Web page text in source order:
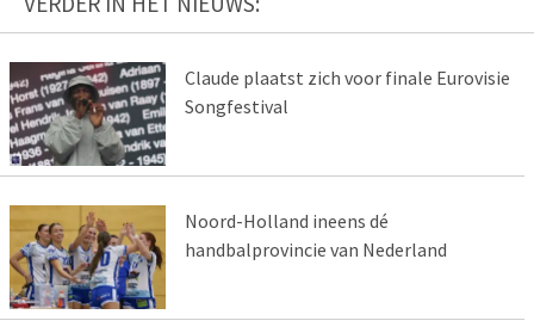
Claude plaatst zich voor finale Eurovisie
Songfestival
Noord-Holland ineens dé
handbalprovincie van Nederland